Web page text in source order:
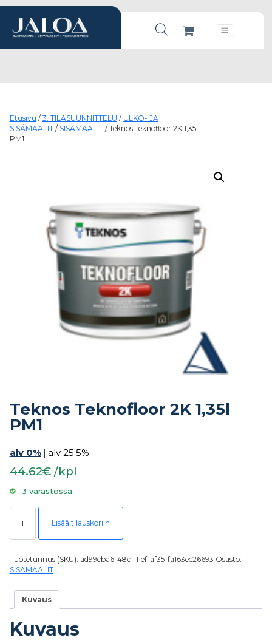
Products search
Päävalikko
Etusivu / 3. TILASUUNNITTELU / ULKO- JA
SISÄMAALIT/ SISÄMAALIT/ Teknos Teknofloor 2K 1,35l
PM1
Teknos Teknofloor 2K 1,35l
PM1
alv 0% | alv 25.5%
44.62€ /kpl
3 varastossa
Teknos Teknofloor 2K 1,35l PM1 määrä
Lisää tilauskoriin
Tuotetunnus (SKU): ad99cba6-48c1-11ef-af35-fa163ec26693 Osasto:
SISÄMAALIT
Kuvaus
Kuvaus